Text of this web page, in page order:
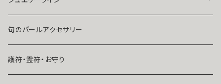
出会いが欲しい
結婚したい
ブレスレット・アンクレット
リング
Ｋ１０
K１４
旬のパールアクセサリー
護符・霊符・お守り